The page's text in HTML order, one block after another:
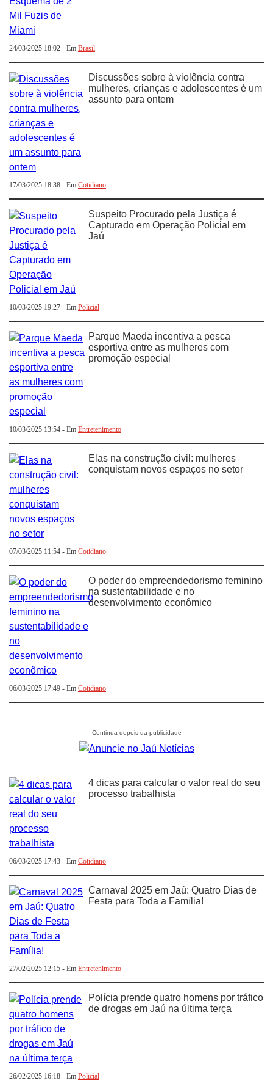
24/03/2025 18:02 - Em Brasil
Discussões sobre à violência contra
mulheres, crianças e adolescentes é um
assunto para ontem
17/03/2025 18:38 - Em Cotidiano
Suspeito Procurado pela Justiça é
Capturado em Operação Policial em
Jaú
10/03/2025 19:27 - Em Policial
Parque Maeda incentiva a pesca
esportiva entre as mulheres com
promoção especial
10/03/2025 13:54 - Em Entretenimento
Elas na construção civil: mulheres
conquistam novos espaços no setor
07/03/2025 11:54 - Em Cotidiano
O poder do empreendedorismo feminino
na sustentabilidade e no
desenvolvimento econômico
06/03/2025 17:49 - Em Cotidiano
4 dicas para calcular o valor real do seu
processo trabalhista
06/03/2025 17:43 - Em Cotidiano
Carnaval 2025 em Jaú: Quatro Dias de
Festa para Toda a Família!
27/02/2025 12:15 - Em Entretenimento
Polícia prende quatro homens por tráfico
de drogas em Jaú na última terça
26/02/2025 16:18 - Em Policial